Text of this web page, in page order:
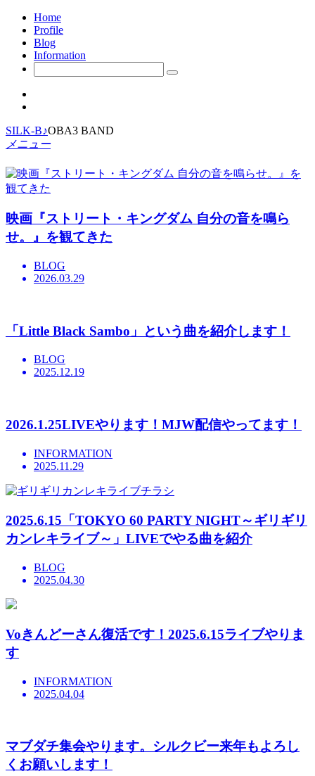
Home
Profile
Blog
Information
SILK-B♪OBA3 BAND
メニュー
映画『ストリート・キングダム 自分の音を鳴ら
せ。』を観てきた
BLOG
2026.03.29
「Little Black Sambo」という曲を紹介します！
BLOG
2025.12.19
2026.1.25LIVEやります！MJW配信やってます！
INFORMATION
2025.11.29
2025.6.15「TOKYO 60 PARTY NIGHT～ギリギリ
カンレキライブ～」LIVEでやる曲を紹介
BLOG
2025.04.30
Voきんどーさん復活です！2025.6.15ライブやりま
す
INFORMATION
2025.04.04
マブダチ集会やります。シルクビー来年もよろし
くお願いします！